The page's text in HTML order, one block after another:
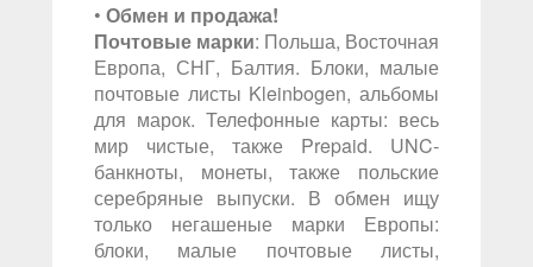
• Обмен и продажа!
Почтовые марки: Польша, Восточная
Европа, СНГ, Балтия. Блоки, малые
почтовые листы Kleinbogen, альбомы
для марок. Телефонные карты: весь
мир чистые, также Prepaid. UNC-
банкноты, монеты, также польские
серебряные выпуски. В обмен ищу
только негашеные марки Европы:
блоки, малые почтовые листы,